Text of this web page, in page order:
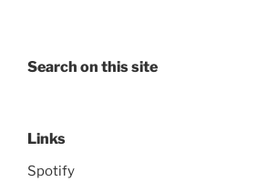
Search on this site
Links
Spotify